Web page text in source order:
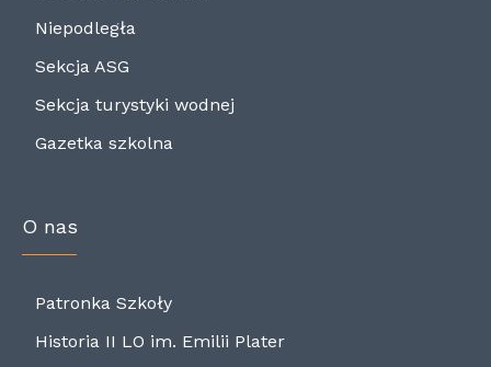
Niepodległa
Sekcja ASG
Sekcja turystyki wodnej
Gazetka szkolna
O nas
Patronka Szkoły
Historia II LO im. Emilii Plater